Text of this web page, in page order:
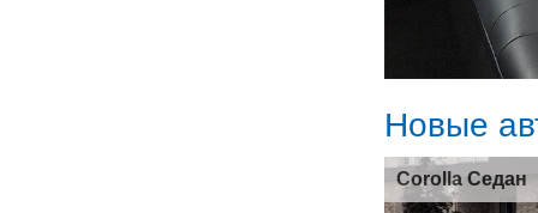
Новые
Corolla Седан